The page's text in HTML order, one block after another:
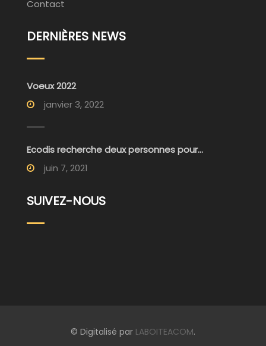
Contact
DERNIÈRES NEWS
Voeux 2022
janvier 3, 2022
Ecodis recherche deux personnes pour...
juin 7, 2021
SUIVEZ-NOUS
© Digitalisé par LABOITEACOM.